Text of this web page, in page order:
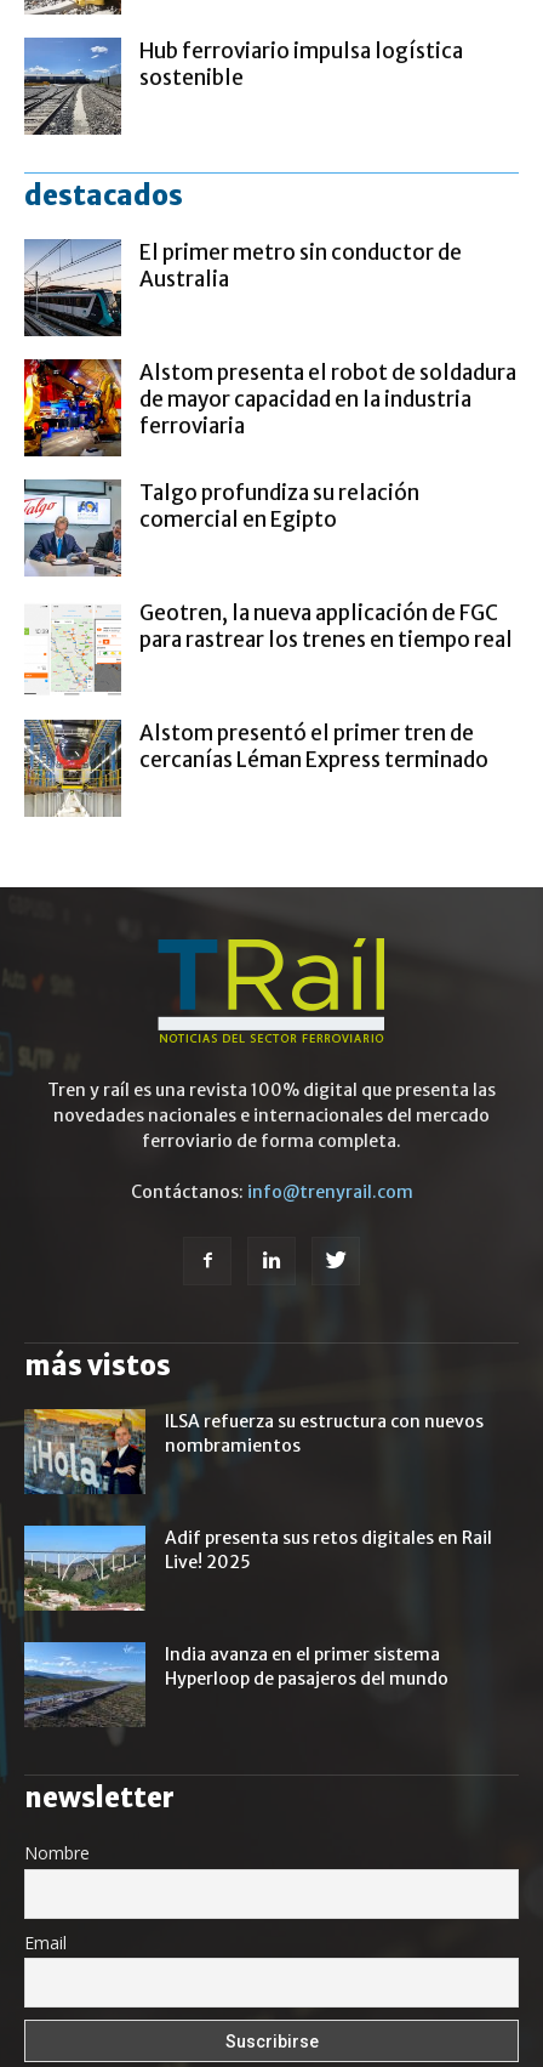
Hub ferroviario impulsa logística
sostenible
destacados
El primer metro sin conductor de
Australia
Alstom presenta el robot de soldadura
de mayor capacidad en la industria
ferroviaria
Talgo profundiza su relación
comercial en Egipto
Geotren, la nueva applicación de FGC
para rastrear los trenes en tiempo real
Alstom presentó el primer tren de
cercanías Léman Express terminado
Tren y raíl es una revista 100% digital que presenta las
novedades nacionales e internacionales del mercado
ferroviario de forma completa.
Contáctanos: info@trenyrail.com
más vistos
ILSA refuerza su estructura con nuevos
nombramientos
Adif presenta sus retos digitales en Rail
Live! 2025
India avanza en el primer sistema
Hyperloop de pasajeros del mundo
newsletter
Nombre
Email